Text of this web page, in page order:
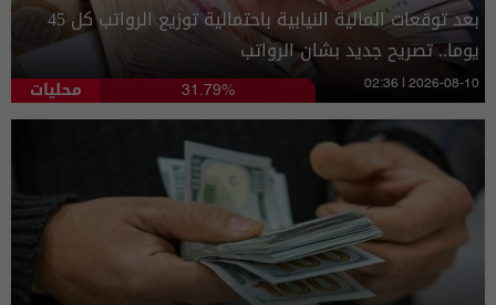
بعد توقعات المالية النيابية باحتمالية توزيع الرواتب كل 45
يوما.. تصريح جديد بشان الرواتب
محليات 31.79% 02:36 | 2026-08-10